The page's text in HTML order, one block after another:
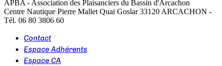
APBA - Association des Plaisanciers du Bassin d'Arcachon
Centre Nautique Pierre Mallet Quai Goslar 33120 ARCACHON -
Tél. 06 80 3806 60
Contact
Espace Adhérents
Espace CA